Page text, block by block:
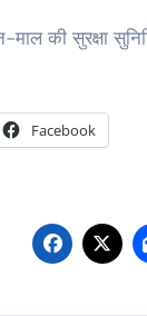
माल की सुरक्षा
Facebook